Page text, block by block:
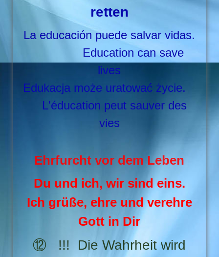
retten
La educación puede salvar vidas.
Education can save
lives
Edukacja może uratować życie.
L'éducation peut sauver des
vies
Ehrfurcht vor dem Leben
Du und ich, wir sind eins.
Ich grüße, ehre und verehre
Gott in Dir
⑫ !!! Die Wahrheit wird